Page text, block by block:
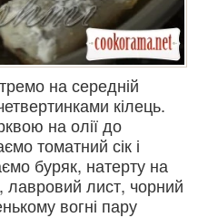
на середній
кілець.
на олії до
томатний сік і
буряк, натерту на
лавровий лист, чорний
вогні пару